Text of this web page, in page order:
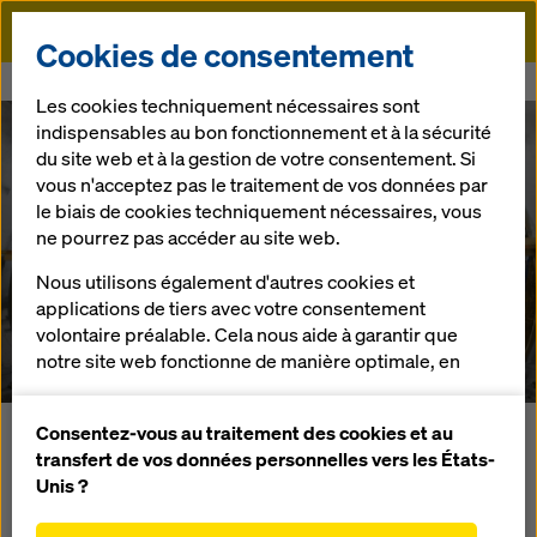
Doka
Tunnel à Wolfsberg
Autriche
Ce projet a consisté dans leen un reconditionnement
général du tunnel à Wolfsberg sur l'autoroute A10 Tauern.
zone de galerie d'une longueur de 428 m furent réalisées
Cookies de consentement
Les cookies techniquement nécessaires sont
indispensables au bon fonctionnement et à la sécurité
du site web et à la gestion de votre consentement. Si
vous n'acceptez pas le traitement de vos données par
le biais de cookies techniquement nécessaires, vous
ne pourrez pas accéder au site web.
Nous utilisons également d'autres cookies et
applications de tiers avec votre consentement
volontaire préalable. Cela nous aide à garantir que
notre site web fonctionne de manière optimale, en
améliorer en permanence la fonctionnalité de
notre site web (cookies fonctionnels et
statistiques),
Consentez-vous au traitement des cookies et au
transfert de vos données personnelles vers les États-
Unis ?